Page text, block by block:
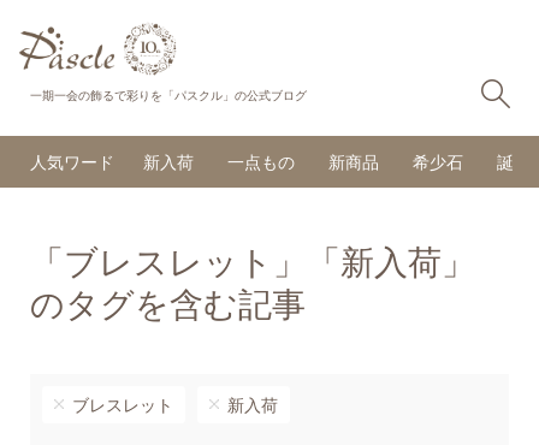
一期一会の飾るで彩りを「パスクル」の公式ブログ
人気ワード 新入荷 一点もの 新商品 希少石 誕生
「ブレスレット」「新入荷」
のタグを含む記事
ブレスレット 新入荷